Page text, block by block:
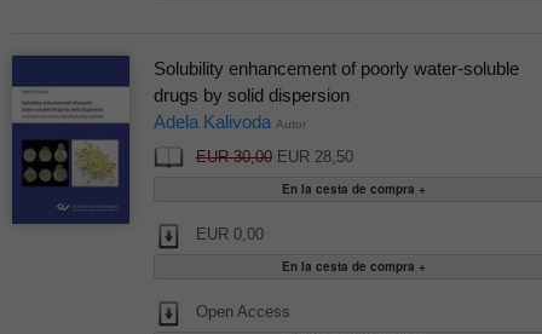
Solubility enhancement of poorly water-soluble
drugs by solid dispersion
Adela Kalivoda Autor
EUR 30,00EUR 28,50
EUR 0,00
Open Access